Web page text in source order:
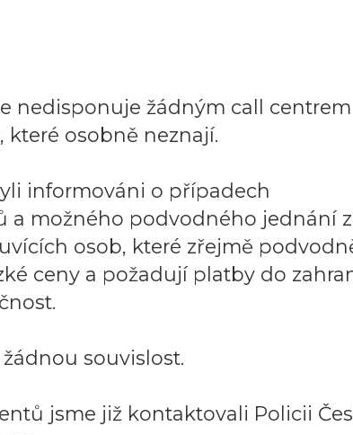
nedisponuje žádným call centrem
osobně neznají.
informováni o případech
a možného podvodného jednání
osob, které zřejmě
ceny a požadují platby do
souvislost.
jsme již kontaktovali Policii